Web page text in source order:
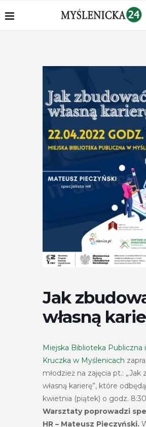
Jak
własną
Miejska Biblioteka Publiczna
Kruczka w Myślenicach
młodzież na zajęcia pt.: „Jak
własną karierę”, które
kwietnia (piątek) o godz.
Warsztaty poprowadzi
HR – Mateusz Pieczyński.